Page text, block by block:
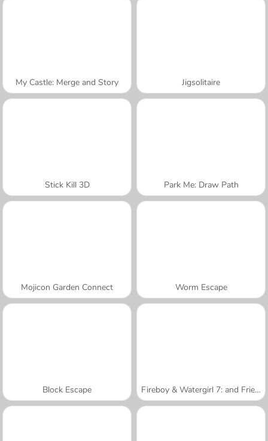
My Castle: Merge and Story Jigsolitaire
Stick Kill 3D Park Me: Draw Path
Mojicon Garden Connect Worm Escape
Block Escape Fireboy & Watergirl 7: and Friends